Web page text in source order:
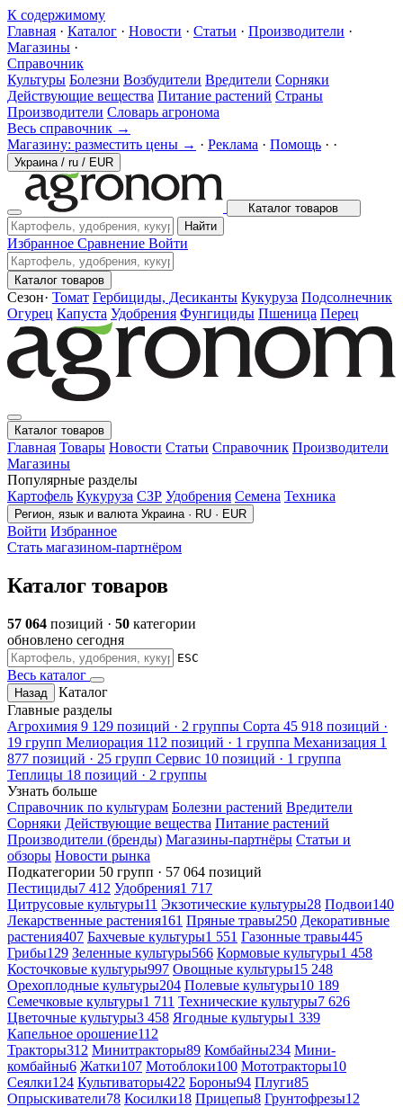
К содержимому
Главная · Каталог · Новости · Статьи · Производители ·
Магазины ·
Справочник
Культуры Болезни Возбудители Вредители Сорняки
Действующие вещества Питание растений Страны
Производители Словарь агронома
Весь справочник →
Магазину: разместить цены → · Реклама · Помощь · ·
Украина / ru / EUR
Каталог товаров
Найти
Избранное Сравнение Войти
Каталог товаров
Сезон· Томат Гербициды, Десиканты Кукуруза Подсолнечник
Огурец Капуста Удобрения Фунгициды Пшеница Перец
Каталог товаров
Главная Товары Новости Статьи Справочник Производители
Магазины
Популярные разделы
Картофель Кукуруза СЗР Удобрения Семена Техника
Регион, язык и валюта Украина · RU · EUR
Войти Избранное
Стать магазином-партнёром
Каталог товаров
57 064 позиций · 50 категории
обновлено сегодня
ESC
Весь каталог
Назад
Каталог
Главные разделы
Агрохимия 9 129 позиций · 2 группы Сорта 45 918 позиций ·
19 групп Мелиорация 112 позиций · 1 группа Механизация 1
877 позиций · 25 групп Сервис 10 позиций · 1 группа
Теплицы 18 позиций · 2 группы
Узнать больше
Справочник по культурам Болезни растений Вредители
Сорняки Действующие вещества Питание растений
Производители (бренды) Магазины-партнёры Статьи и
обзоры Новости рынка
Подкатегории 50 групп · 57 064 позиций
Пестициды7 412 Удобрения1 717
Цитрусовые культуры11 Экзотические культуры28 Подвои140
Лекарственные растения161 Пряные травы250 Декоративные
растения407 Бахчевые культуры1 551 Газонные травы445
Грибы129 Зеленные культуры566 Кормовые культуры1 458
Косточковые культуры997 Овощные культуры15 248
Орехоплодные культуры204 Полевые культуры10 189
Семечковые культуры1 711 Технические культуры7 626
Цветочные культуры3 458 Ягодные культуры1 339
Капельное орошение112
Тракторы312 Минитракторы89 Комбайны234 Мини-
комбайны6 Жатки107 Мотоблоки100 Мототракторы10
Сеялки124 Культиваторы422 Бороны94 Плуги85
Опрыскиватели78 Косилки18 Прицепы8 Грунтофрезы12